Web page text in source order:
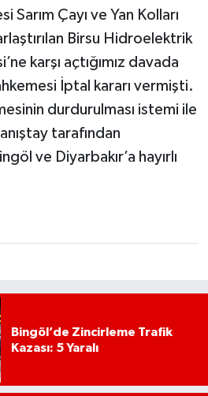
Sarım Çayı ve Yan Kolları
Birsu Hidroelektrik
karşı açtığımız davada
İptal kararı vermişti.
durdurulması istemi ile
tarafından
ve Diyarbakır’a hayırlı
Bingöl’de Zincirleme Trafik
Kazası: 5 Yaralı